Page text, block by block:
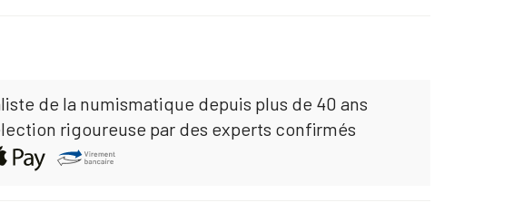
de la numismatique depuis plus de 40 ans
rigoureuse par des experts confirmés